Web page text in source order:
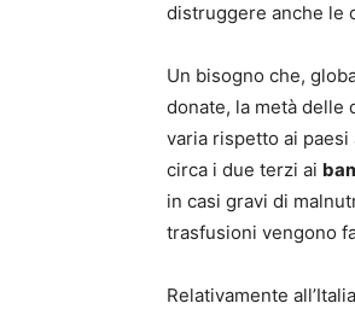
distruggere anche le
Un bisogno che,
donate, la metà delle
varia rispetto ai
circa i due terzi ai
in casi gravi di
trasfusioni vengono
Relativamente